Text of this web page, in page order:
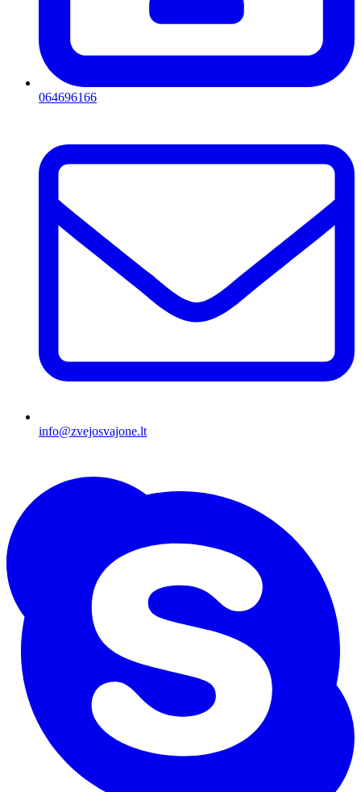
064696166
info@zvejosvajone.lt